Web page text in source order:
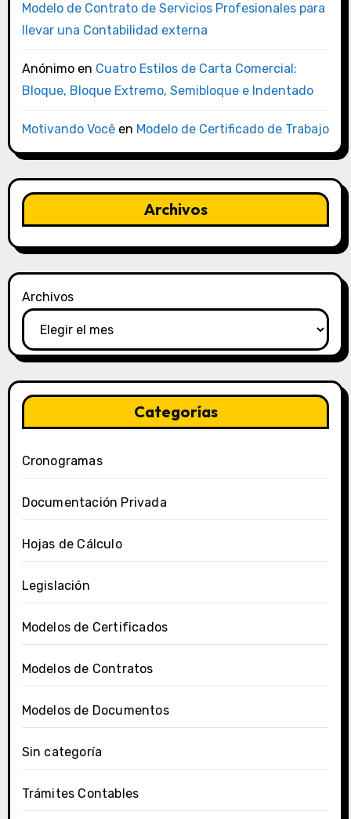
Modelo de Contrato de Servicios Profesionales para
llevar una Contabilidad externa
Anónimoen Cuatro Estilos de Carta Comercial:
Bloque, Bloque Extremo, Semibloque e Indentado
Motivando Vocêen Modelo de Certificado de Trabajo
Archivos
Archivos
Categorías
Cronogramas
Documentación Privada
Hojas de Cálculo
Legislación
Modelos de Certificados
Modelos de Contratos
Modelos de Documentos
Sin categoría
Trámites Contables